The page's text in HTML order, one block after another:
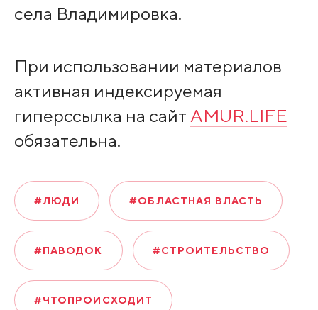
села Владимировка.
При использовании материалов
активная индексируемая
гиперссылка на сайт AMUR.LIFE
обязательна.
#ЛЮДИ #ОБЛАСТНАЯ ВЛАСТЬ
#ПАВОДОК #СТРОИТЕЛЬСТВО
#ЧТОПРОИСХОДИТ